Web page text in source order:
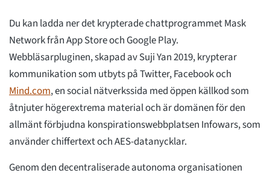
Du kan ladda ner det krypterade chattprogrammet Mask
Network från App Store och Google Play.
Webbläsarpluginen, skapad av Suji Yan 2019, krypterar
kommunikation som utbyts på Twitter, Facebook och
Mind.com, en social nätverkssida med öppen källkod som
åtnjuter högerextrema material och är domänen för den
allmänt förbjudna konspirationswebbplatsen Infowars, som
använder chiffertext och AES-datanycklar.
Genom den decentraliserade autonoma organisationen